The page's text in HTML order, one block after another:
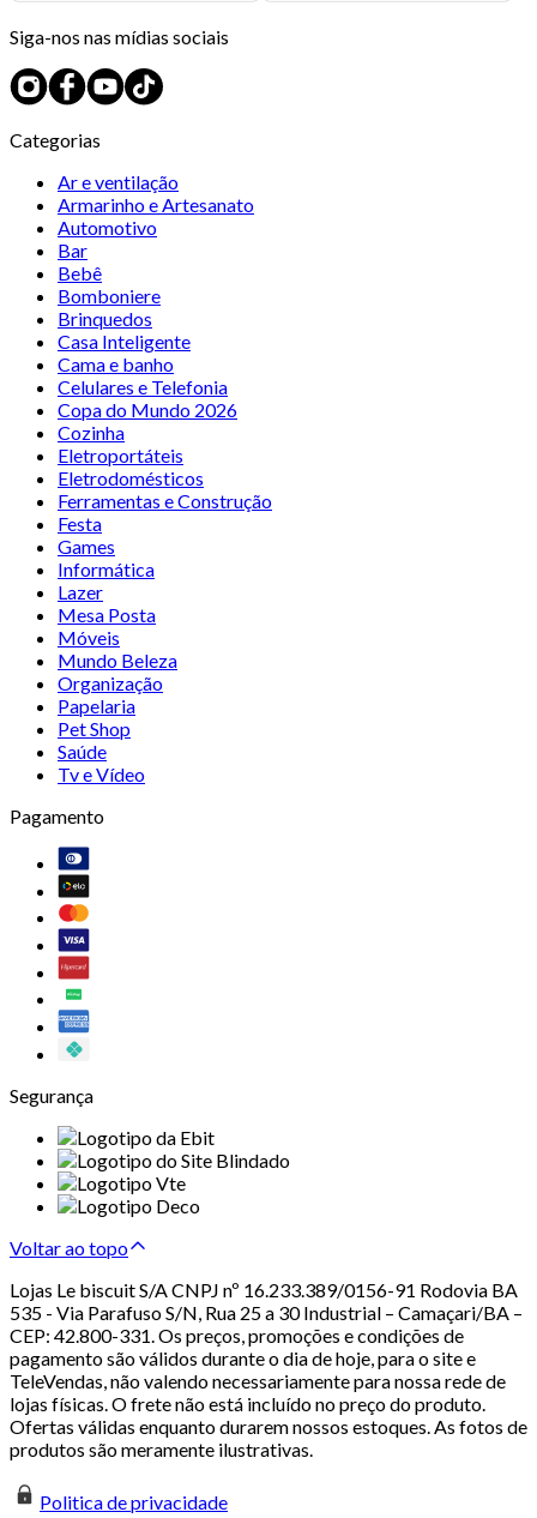
Siga-nos nas mídias sociais
Categorias
Ar e ventilação
Armarinho e Artesanato
Automotivo
Bar
Bebê
Bomboniere
Brinquedos
Casa Inteligente
Cama e banho
Celulares e Telefonia
Copa do Mundo 2026
Cozinha
Eletroportáteis
Eletrodomésticos
Ferramentas e Construção
Festa
Games
Informática
Lazer
Mesa Posta
Móveis
Mundo Beleza
Organização
Papelaria
Pet Shop
Saúde
Tv e Vídeo
Pagamento
Segurança
Voltar ao topo
Lojas Le biscuit S/A CNPJ nº 16.233.389/0156-91 Rodovia BA
535 - Via Parafuso S/N, Rua 25 a 30 Industrial – Camaçari/BA –
CEP: 42.800-331. Os preços, promoções e condições de
pagamento são válidos durante o dia de hoje, para o site e
TeleVendas, não valendo necessariamente para nossa rede de
lojas físicas. O frete não está incluído no preço do produto.
Ofertas válidas enquanto durarem nossos estoques. As fotos de
produtos são meramente ilustrativas.
Politica de privacidade